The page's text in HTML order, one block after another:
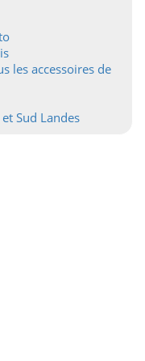
les accessoires de
Sud Landes